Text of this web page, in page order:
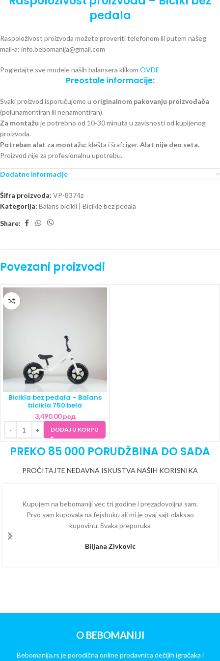
pedala
Raspoloživost proizvoda možete proveriti telefonom ili putem našeg
mail-a: info.bebomanija@gmail.com
Pogledajte sve modele naših balansera klikom OVDE
Preostale informacije:
Svaki proizvod isporučujemo u originalnom pakovanju proizvođača
(polunamontiran ili nenamontiran).
Za montažu je potrebno od 10-30 minuta u zavisnosti od kupljenog
proizvoda.
Potreban alat za montažu: klešta i šrafciger. Alat nije deo seta.
Proizvod nije za profesionalnu upotrebu.
Dodatne informacije
Šifra proizvoda: VP-8374z
Kategorija: Balans bicikli | Bicikle bez pedala
Share:
Povezani proizvodi
Bicikla bez pedala – Balans
bicikla 750 bela
3,490.00рсд
DODAJ U KORPU
PREKO 85 000 PORUDŽBINA DO SADA
PROČITAJTE NEDAVNA ISKUSTVA NAŠIH KORISNIKA
Kupujem na bebomaniji vec tri godine i prezadovoljna sam.
Prvo sam kupovala na fejsbuku ali mi je ovaj sajt olaksao
kupovinu. Svaka preporuka
Biljana Zivkovic
O BEBOMANIJI
Bebomanija.rs je porodična online prodavnica dečijih igračaka i